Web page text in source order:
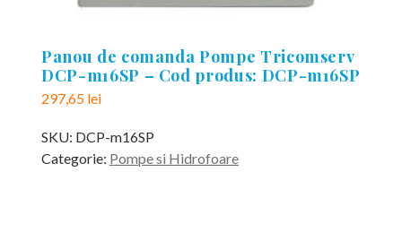
Panou de comanda Pompe Tricomserv
DCP-m16SP – Cod produs: DCP-m16SP
297,65 lei
SKU: DCP-m16SP
Categorie: Pompe si Hidrofoare